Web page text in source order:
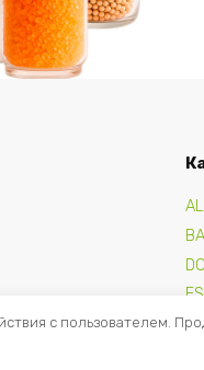
с пользователем.